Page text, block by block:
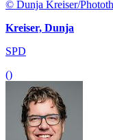
SPD
()